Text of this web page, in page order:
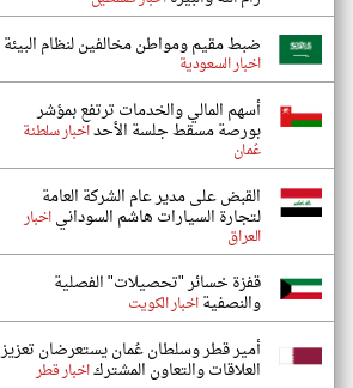
ضبط مقيم ومواطن مخالفين لنظام البيئة
اخبار السعودية
أسهم المالي والخدمات ترتفع بمؤشر
بورصة مسقط جلسة الأحداخبار سلطنة
عُمان
القبض على مدير عام الشركة العامة
لتجارة السيارات هاشم السودانياخبار
العراق
قفزة خسائر "تحصيلات" الفصلية
والنصفيةاخبار الكويت
أمير قطر وسلطان عُمان يستعرضان تعزيز
العلاقات والتعاون المشتركاخبار قطر